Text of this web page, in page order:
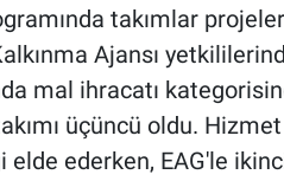
takımlar
Ajansı
mal ihracatı
üçüncü oldu.
ederken, EAG'le